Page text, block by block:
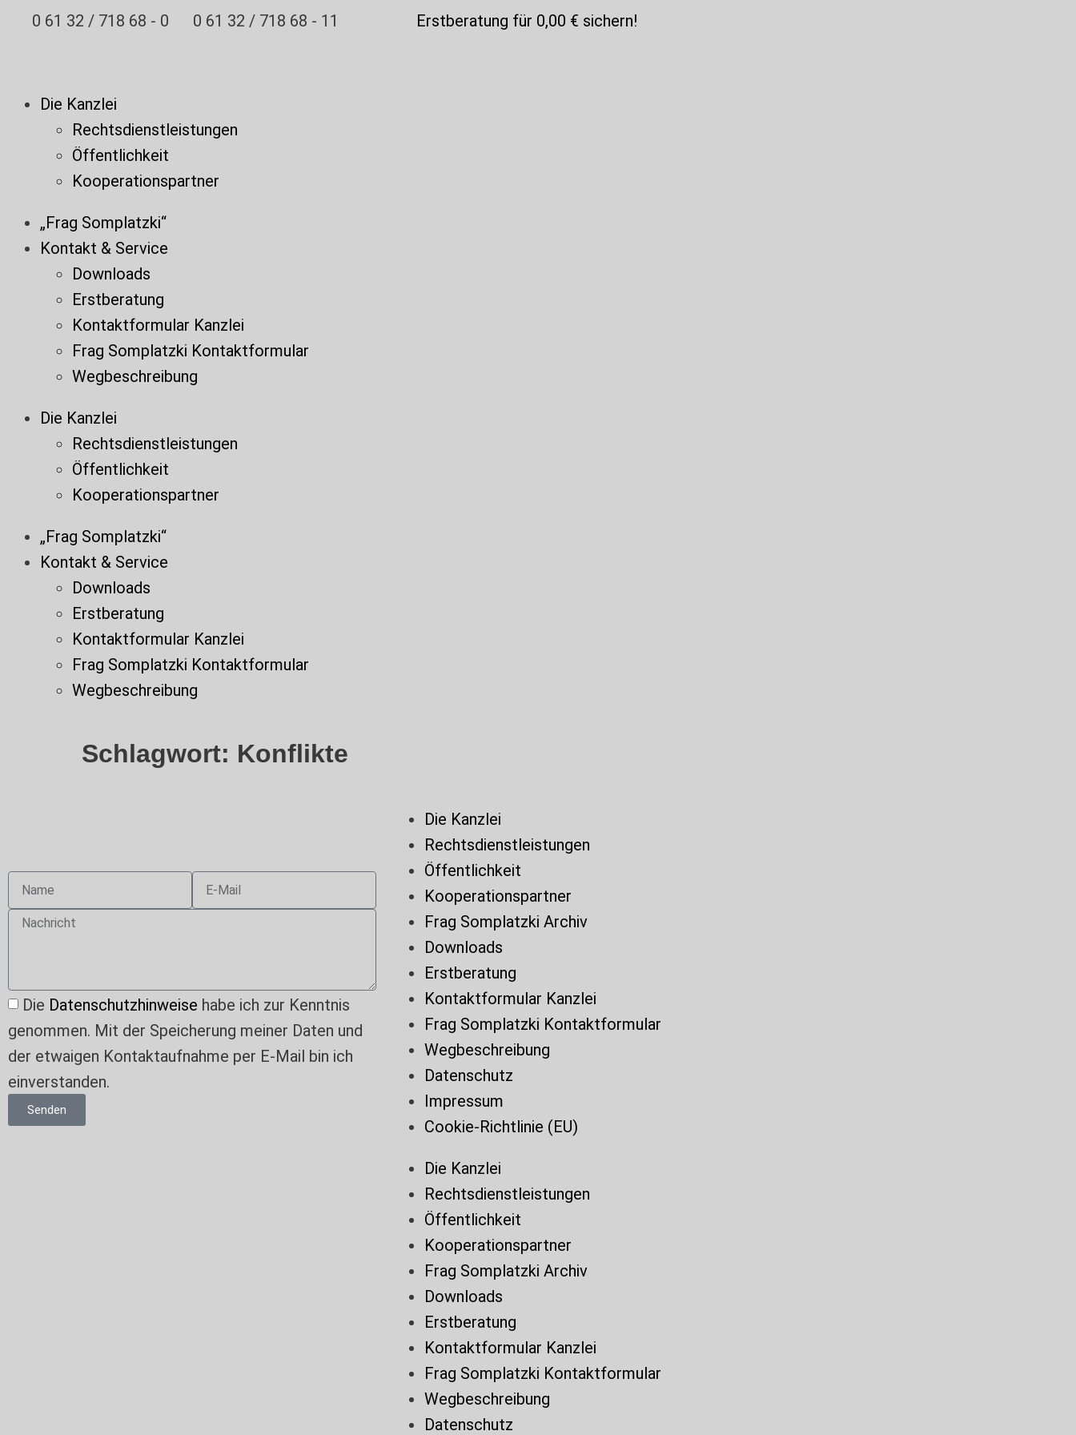
0 61 32 / 718 68 - 0 0 61 32 / 718 68 - 11 Erstberatung für 0,00 € sichern!
Die Kanzlei
Rechtsdienstleistungen
Öffentlichkeit
Kooperationspartner
„Frag Somplatzki“
Kontakt & Service
Downloads
Erstberatung
Kontaktformular Kanzlei
Frag Somplatzki Kontaktformular
Wegbeschreibung
Die Kanzlei
Rechtsdienstleistungen
Öffentlichkeit
Kooperationspartner
„Frag Somplatzki“
Kontakt & Service
Downloads
Erstberatung
Kontaktformular Kanzlei
Frag Somplatzki Kontaktformular
Wegbeschreibung
Schlagwort: Konflikte
Die Datenschutzhinweise habe ich zur Kenntnis
genommen. Mit der Speicherung meiner Daten und
der etwaigen Kontaktaufnahme per E-Mail bin ich
einverstanden.
Senden
Die Kanzlei
Rechtsdienstleistungen
Öffentlichkeit
Kooperationspartner
Frag Somplatzki Archiv
Downloads
Erstberatung
Kontaktformular Kanzlei
Frag Somplatzki Kontaktformular
Wegbeschreibung
Datenschutz
Impressum
Cookie-Richtlinie (EU)
Die Kanzlei
Rechtsdienstleistungen
Öffentlichkeit
Kooperationspartner
Frag Somplatzki Archiv
Downloads
Erstberatung
Kontaktformular Kanzlei
Frag Somplatzki Kontaktformular
Wegbeschreibung
Datenschutz